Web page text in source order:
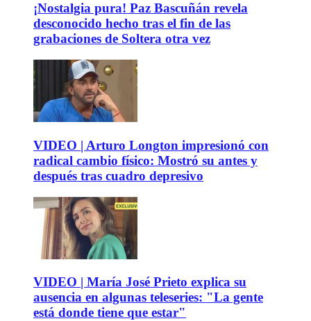
¡Nostalgia pura! Paz Bascuñán revela
desconocido hecho tras el fin de las
grabaciones de Soltera otra vez
VIDEO | Arturo Longton impresionó con
radical cambio físico: Mostró su antes y
después tras cuadro depresivo
VIDEO | María José Prieto explica su
ausencia en algunas teleseries: "La gente
está donde tiene que estar"